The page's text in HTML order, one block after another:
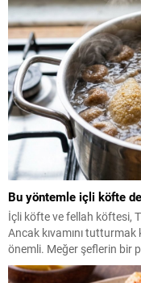
Bu yöntemle içli köfte
İçli köfte ve fellah köftesi,
Ancak kıvamını
önemli. Meğer şeflerin bir